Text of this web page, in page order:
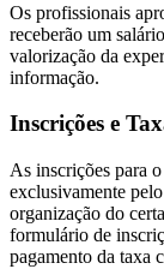
Os profissionais
receberão um
valorização da
informação.
Inscrições e
As inscrições para
exclusivamente
organização do
formulário de
pagamento da taxa